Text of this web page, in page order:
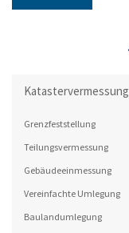
Katastervermessung
Grenzfeststellung
Teilungsvermessung
Gebäudeeinmessung
Vereinfachte Umlegung
Baulandumlegung